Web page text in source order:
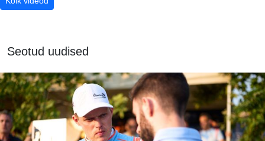
Seotud uudised